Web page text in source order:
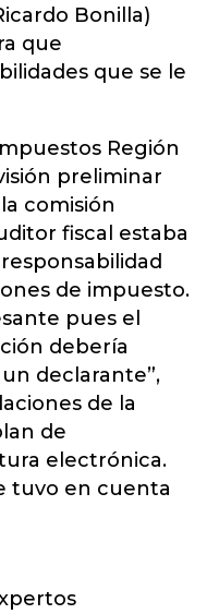
Bonilla)
que
que se le
Región
preliminar
comisión
fiscal estaba
de impuesto.
pues el
debería
declarante”,
de la
de
electrónica.
tuvo en cuenta